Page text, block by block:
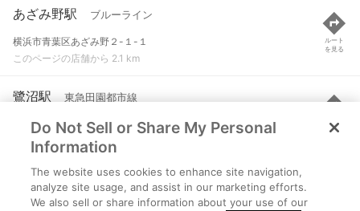
あざみ野駅 ブルーライン
横浜市青葉区あざみ野２-１-１
このページの店舗から 2.1 km
ルート
を見る
鷺沼駅 東急田園都市線
川崎市宮前区鷺沼３-１-１
このページの店舗から 2.8 km
ルート
を見る
江田駅 東急田園都市線
横浜市青葉区荏田町２３６０
Do Not Sell or Share My Personal
Information
The website uses cookies to enhance site navigation,
analyze site usage, and assist in our marketing efforts.
We also sell or share information about your use of our